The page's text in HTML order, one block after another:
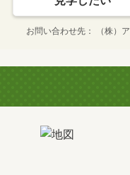
お問い合わせ先 （株）